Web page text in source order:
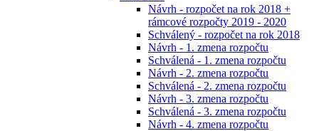
Návrh - rozpočet na rok 2018 +
rámcové rozpočty 2019 - 2020
Schválený - rozpočet na rok 2018
Návrh - 1. zmena rozpočtu
Schválená - 1. zmena rozpočtu
Návrh - 2. zmena rozpočtu
Schválená - 2. zmena rozpočtu
Návrh - 3. zmena rozpočtu
Schválená - 3. zmena rozpočtu
Návrh - 4. zmena rozpočtu